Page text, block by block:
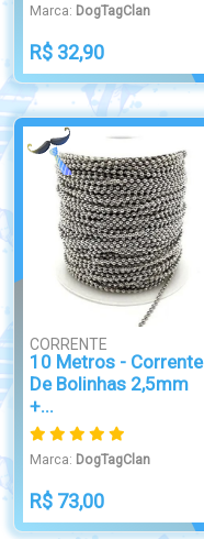
Marca: DogTagClan
R$ 32,90
CORRENTE
10 Metros - Corrente
De Bolinhas 2,5mm
+...
Marca: DogTagClan
R$ 73,00